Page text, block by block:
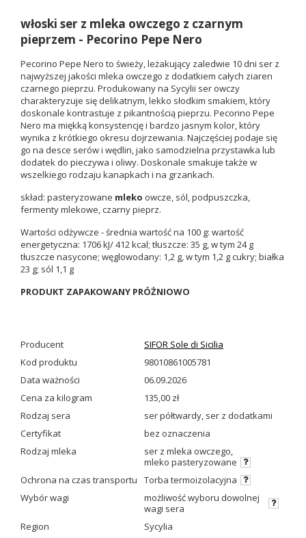
włoski ser z mleka owczego z czarnym
pieprzem - Pecorino Pepe Nero
Pecorino Pepe Nero to świeży, leżakujący zaledwie 10 dni ser z
najwyższej jakości mleka owczego z dodatkiem całych ziaren
czarnego pieprzu. Produkowany na Sycylii ser owczy
charakteryzuje się delikatnym, lekko słodkim smakiem, który
doskonale kontrastuje z pikantnością pieprzu. Pecorino Pepe
Nero ma miękką konsystencję i bardzo jasnym kolor, który
wynika z krótkiego okresu dojrzewania. Najczęściej podaje się
go na desce serów i wędlin, jako samodzielna przystawka lub
dodatek do pieczywa i oliwy. Doskonale smakuje także w
wszelkiego rodzaju kanapkach i na grzankach.
skład: pasteryzowane mleko owcze, sól, podpuszczka,
fermenty mlekowe, czarny pieprz.
Wartości odżywcze - średnia wartość na 100 g: wartość
energetyczna: 1706 kJ/ 412 kcal; tłuszcze: 35 g, w tym 24 g
tłuszcze nasycone; węglowodany: 1,2 g, w tym 1,2 g cukry; białka
23 g; sól 1,1 g
PRODUKT ZAPAKOWANY PRÓŻNIOWO
Producent
SIFOR Sole di Sicilia
Kod produktu
98010861005781
Data ważności
06.09.2026
Cena za kilogram
135,00 zł
Rodzaj sera
ser półtwardy, ser z dodatkami
Certyfikat
bez oznaczenia
Rodzaj mleka
ser z mleka owczego,
mleko pasteryzowane
Ochrona na czas transportu
Torba termoizolacyjna
Wybór wagi
możliwość wyboru dowolnej
wagi sera
Region
Sycylia